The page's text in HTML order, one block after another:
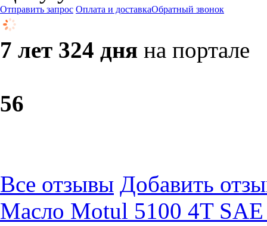
Отправить запрос Оплата и доставкаОбратный звонок
7 лет 324 дня на портале
56
Все отзывы Добавить
Масло Motul 5100 4T SAE